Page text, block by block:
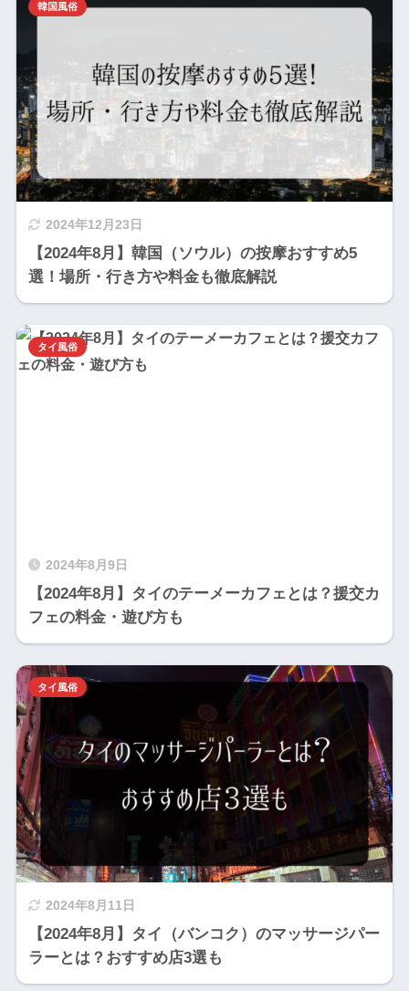
2024年12月23日
【2024年8月】韓国（ソウル）の按摩おすすめ5
選！場所・行き方や料金も徹底解説
韓国風俗
2024年8月9日
【2024年8月】タイのテーメーカフェとは？援交カ
フェの料金・遊び方も
タイ風俗
2024年8月11日
【2024年8月】タイ（バンコク）のマッサージパー
ラーとは？おすすめ店3選も
タイ風俗